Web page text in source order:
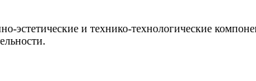
эстетические и технико-технологические